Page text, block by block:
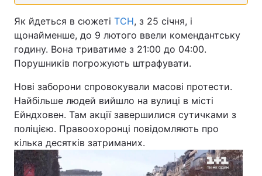
Здоров'я Туризм
Цікавинки Погода
Екологія Регіони
Лонгріди
Відео з Youtube Статті
Інтерв'ю Думки
Архів Вакансії
Як йдеться в сюжеті ТСН, з 25 січня, і
щонайменше, до 9 лютого ввели комендантську
годину. Вона триватиме з 21:00 до 04:00.
Порушників погрожують штрафувати.
Нові заборони спровокували масові протести.
Найбільше людей вийшло на вулиці в місті
Ейндховен. Там акції завершилися сутичками з
поліцією. Правоохоронці повідомляють про
кілька десятків затриманих.